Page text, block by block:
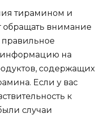
тирамином и
обращать внимание
информацию на
содержащих
Если у вас
к
случаи